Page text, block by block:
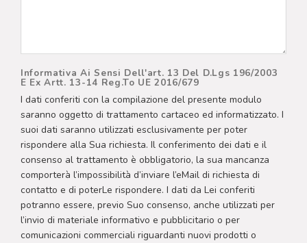
Informativa Ai Sensi Dell'art. 13 Del D.Lgs 196/2003
E Ex Artt. 13-14 Reg.to UE 2016/679
I dati conferiti con la compilazione del presente modulo
saranno oggetto di trattamento cartaceo ed informatizzato. I
suoi dati saranno utilizzati esclusivamente per poter
rispondere alla Sua richiesta. Il conferimento dei dati e il
consenso al trattamento è obbligatorio, la sua mancanza
comporterà l’impossibilità d’inviare l’eMail di richiesta di
contatto e di poterLe rispondere. I dati da Lei conferiti
potranno essere, previo Suo consenso, anche utilizzati per
l’invio di materiale informativo e pubblicitario o per
comunicazioni commerciali riguardanti nuovi prodotti o